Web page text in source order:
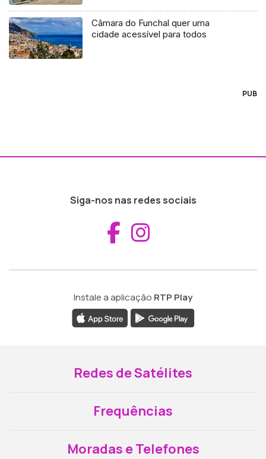
Câmara do Funchal quer uma
cidade acessível para todos
PUB
Siga-nos nas redes sociais
Aceder ao
Instale a aplicação RTP Play
Redes de Satélites
Frequências
Moradas e Telefones